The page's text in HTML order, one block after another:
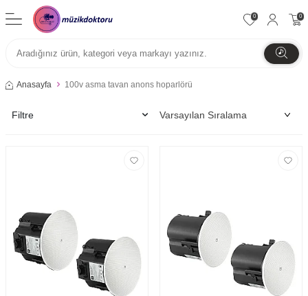
0 0
Anasayfa 100v asma tavan anons hoparlörü
Filtre